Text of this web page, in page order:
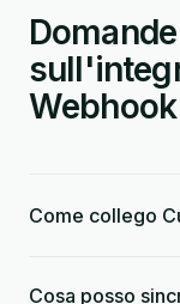
Webhook
Come collego
Cosa posso